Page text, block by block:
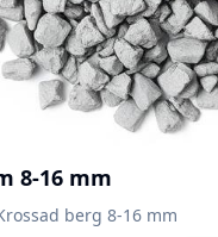
8-16 mm
berg 8-16 mm